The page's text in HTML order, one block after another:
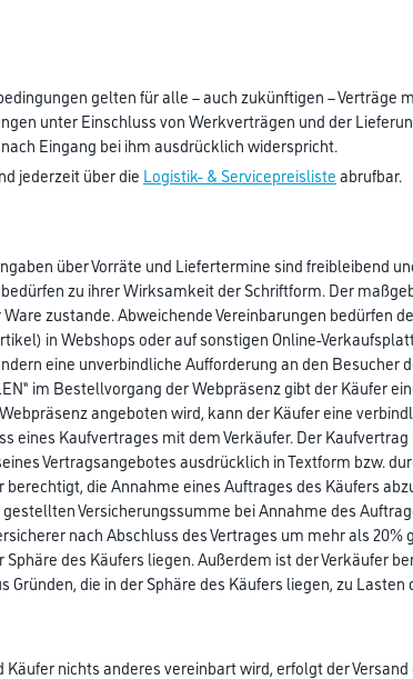
gelten für alle – auch zukünftigen –
unter Einschluss von Werkverträgen und der
Eingang bei ihm ausdrücklich widerspricht.
jederzeit über die Logistik- & Servicepreislisteabrufbar.
über Vorräte und Liefertermine sind
zu ihrer Wirksamkeit der Schriftform. Der
zustande. Abweichende Vereinbarungen bedürfen
in Webshops oder auf sonstigen Online-
eine unverbindliche Aufforderung an den
im Bestellvorgang der Webpräsenz gibt der
angeboten wird, kann der Käufer eine
eines Kaufvertrages mit dem Verkäufer. Der
Vertragsangebotes ausdrücklich in Textform bzw.
berechtigt, die Annahme eines Auftrages des Käufers
Versicherungssumme bei Annahme des
nach Abschluss des Vertrages um mehr als
des Käufers liegen. Außerdem ist der Verkäufer
die in der Sphäre des Käufers liegen, zu
Käufer nichts anderes vereinbart wird, erfolgt der